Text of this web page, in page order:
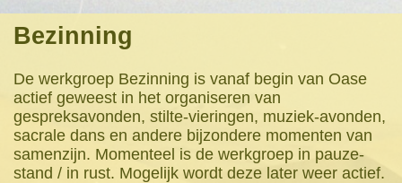
Bezinning
De werkgroep Bezinning is vanaf begin van Oase
actief geweest in het organiseren van
gespreksavonden, stilte-vieringen, muziek-avonden,
sacrale dans en andere bijzondere momenten van
samenzijn. Momenteel is de werkgroep in pauze-
stand / in rust. Mogelijk wordt deze later weer actief.